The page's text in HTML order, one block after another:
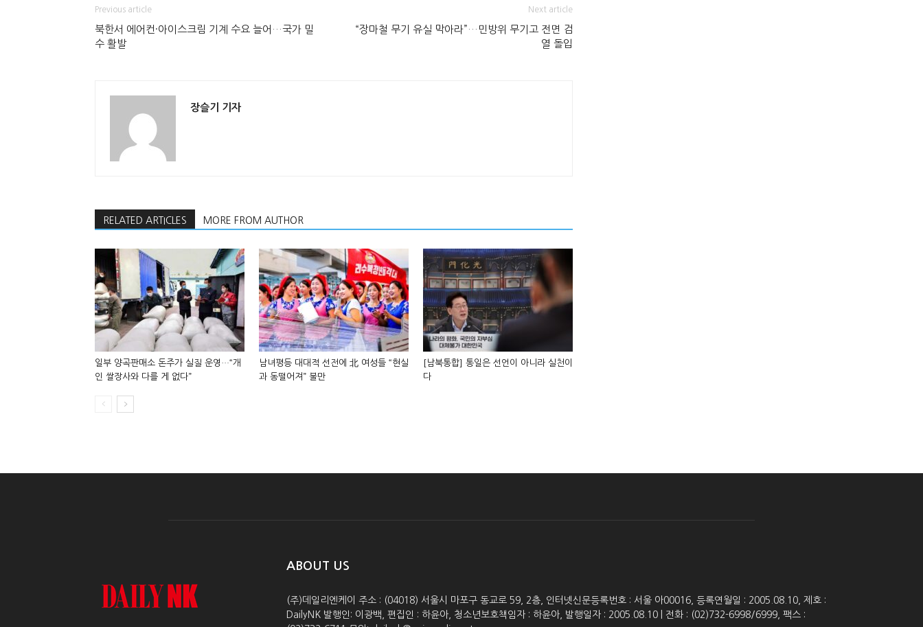
Previous article
북한서 에어컨·아이스크림 기계 수요 늘어…국가 밀
수 활발
Next article
“장마철 무기 유실 막아라”…민방위 무기고 전면 검
열 돌입
장슬기 기자
RELATED ARTICLES MORE FROM AUTHOR
일부 양곡판매소 돈주가 실질 운영…“개
인 쌀장사와 다를 게 없다”
남녀평등 대대적 선전에 北 여성들 “현실
과 동떨어져” 불만
[남북통합] 통일은 선언이 아니라 실천이
다
ABOUT US
(주)데일리엔케이 주소 : (04018) 서울시 마포구 동교로 59, 2층, 인터넷신문등록번호 : 서울 아00016, 등록연월일 : 2005.08.10, 제호 :
DailyNK 발행인: 이광백, 편집인 : 하윤아, 청소년보호책임자 : 하윤아, 발행일자 : 2005.08.10 | 전화 : (02)732-6998/6999, 팩스 :